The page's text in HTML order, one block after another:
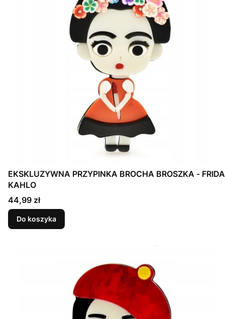
EKSKLUZYWNA PRZYPINKA BROCHA BROSZKA - FRIDA
KAHLO
Cena
44,99 zł
Do koszyka